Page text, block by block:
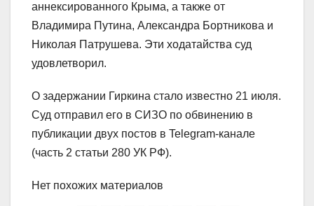
аннексированного Крыма, а также от
Владимира Путина, Александра Бортникова и
Николая Патрушева. Эти ходатайства суд
удовлетворил.
О задержании Гиркина стало известно 21 июля.
Суд отправил его в СИЗО по обвинению в
публикации двух постов в Telegram-канале
(часть 2 статьи 280 УК РФ).
Нет похожих материалов